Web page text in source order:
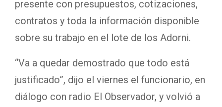
presente con presupuestos, cotizaciones,
contratos y toda la información disponible
sobre su trabajo en el lote de los Adorni.
“Va a quedar demostrado que todo está
justificado”, dijo el viernes el funcionario, en
diálogo con radio El Observador, y volvió a